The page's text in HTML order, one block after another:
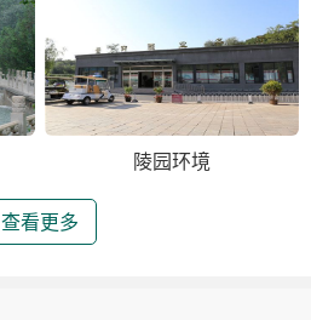
陵园环境
查看更多